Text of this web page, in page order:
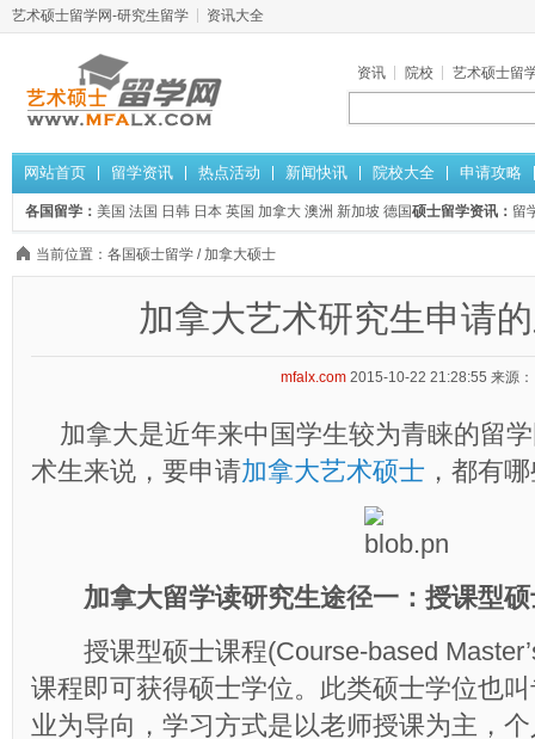
艺术硕士留学网-研究生留学 资讯大全
资讯 院校 艺术硕士留
网站首页 留学资讯 热点活动 新闻快讯 院校大全 申请攻略
各国留学： 美国 法国 日韩 日本 英国 加拿大 澳洲 新加坡 德国硕士留学资讯： 留
当前位置： 各国硕士留学 / 加拿大硕士
加拿大艺术研究生申请
mfalx.com 2015-10-22 21:28:55 来源：
加拿大是近年来中国学生较为青睐的留
术生来说，要申请加拿大艺术硕士 ，都有
加拿大留学读研究生途径一：授课型
授课型硕士课程(Course-based
课程即可获得硕士学位。此类硕士学位也
业为导向，学习方式是以老师授课为主，